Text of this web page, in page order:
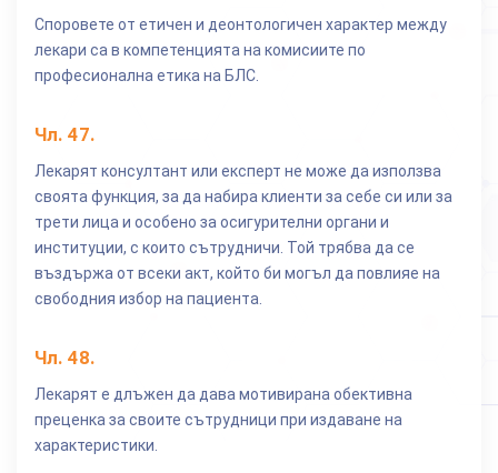
Споровете от етичен и деонтологичен характер между
лекари са в компетенцията на комисиите по
професионална етика на БЛС.
Чл. 47.
Лекарят консултант или експерт не може да използва
своята функция, за да набира клиенти за себе си или за
трети лица и особено за осигурителни органи и
институции, с които сътрудничи. Той трябва да се
въздържа от всеки акт, който би могъл да повлияе на
свободния избор на пациента.
Чл. 48.
Лекарят е длъжен да дава мотивирана обективна
преценка за своите сътрудници при издаване на
характеристики.